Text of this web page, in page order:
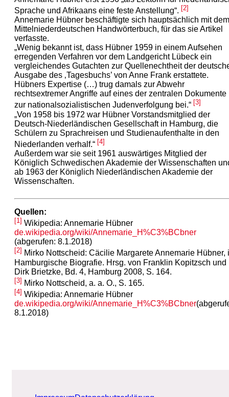
Sprache und Afrikaans eine feste Anstellung“. [2]
Annemarie Hübner beschäftigte sich hauptsächlich mit dem
Mittelniederdeutschen Handwörterbuch, für das sie Artikel
verfasste.
„Wenig bekannt ist, dass Hübner 1959 in einem Aufsehen
erregenden Verfahren vor dem Landgericht Lübeck ein
vergleichendes Gutachten zur Quellenechtheit der
Ausgabe des ‚Tagesbuchs’ von Anne Frank erstattete.
Hübners Expertise (…) trug damals zur Abwehr
rechtsextremer Angriffe auf eines der zentralen Dokumente
zur nationalsozialistischen Judenverfolgung bei.“ [3]
„Von 1958 bis 1972 war Hübner Vorstandsmitglied der
Deutsch-Niederländischen Gesellschaft in Hamburg, die
Schülern zu Sprachreisen und Studienaufenthalte in den
Niederlanden verhalf.“ [4]
Außerdem war sie seit 1961 auswärtiges Mitglied der
Königlich Schwedischen Akademie der Wissenschaften
ab 1963 der Königlich Niederländischen Akademie der
Wissenschaften.
Quellen:
[1] Wikipedia: Annemarie Hübner
de.wikipedia.org/wiki/Annemarie_H%C3%BCbner
(abgerufen: 8.1.2018)
[2] Mirko Nottscheid: Cäcilie Margarete Annemarie Hübner,
Hamburgische Biografie. Hrsg. von Franklin Kopitzsch und
Dirk Brietzke, Bd. 4, Hamburg 2008, S. 164.
[3] Mirko Nottscheid, a. a. O., S. 165.
[4] Wikipedia: Annemarie Hübner
de.wikipedia.org/wiki/Annemarie_H%C3%BCbner
8.1.2018)